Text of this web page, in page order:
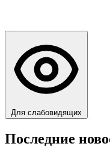
Для слабовидящих
Последние